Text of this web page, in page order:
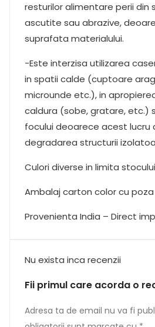
resturilor alimentare perii din
ascutite sau abrazive,
suprafata materialului.
-Este interzisa utilizarea
in spatii calde (cuptoare
microunde etc.), in
caldura (sobe, gratare, etc.)
focului deoarece acest lucru
degradarea structurii
Culori diverse in limita
Ambalaj carton color cu
Provenienta India – Direct
Nu exista inca recenzii
Fii primul care acorda o
Adresa ta de email nu va fi